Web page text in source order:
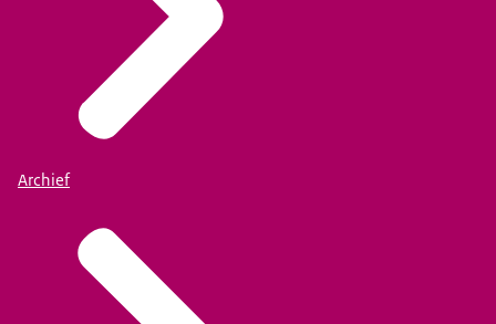
Archief